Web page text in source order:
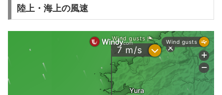
陸上・海上の風速